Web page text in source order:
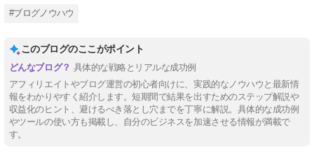
#ブログノウハウ
このブログのここがポイント
具体的な戦略とリアルな成功例
アフィリエイトやブログ運営の初心者向けに、実践的なノウハウと最新情
報をわかりやすく紹介します。短期間で結果を出すためのステップ解説や
収益化のヒント、避けるべき落とし穴までを丁寧に解説。具体的な成功例
やツールの使い方も掲載し、自分のビジネスを加速させる情報が満載で
す。